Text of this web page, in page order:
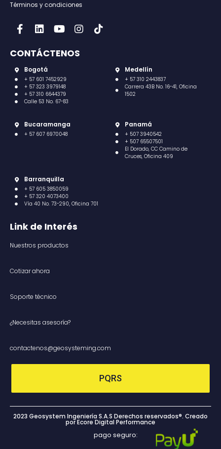
Términos y condiciones
CONTÁCTENOS
Bogotá
+ 57 601 7452929
+ 57 323 3979148
+ 57 310 6644379
Calle 53 No. 67-83
Medellín
+ 57 310 2443837
Carrera 43B No. 16-41, Oficina
1502
Bucaramanga
+ 57 607 6970048
Panamá
+ 507 3940542
+ 507 65507501
El Dorado, CC Camino de
Cruces, Oficina 409
Barranquilla
+ 57 605 3850059
+ 57 320 4073400
Vía 40 No. 73-290, Oficina 701
Link de Interés
Nuestros productos
Cotizar ahora
Soporte técnico
¿Necesitas asesoría?
contactenos@geosysteming.com
PQRS
2023 Geosystem Ingeniería S.A.S Derechos reservados®. Creado
por Ecore Digital Performance
pago seguro: